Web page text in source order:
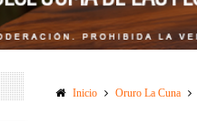
Inicio Oruro La Cuna